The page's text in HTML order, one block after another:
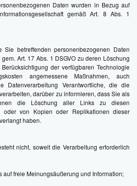
Daten wurden in Bezug auf
gemäß Art. 8 Abs. 1
Sie betreffenden personenbezogenen Daten
Art. 17 Abs. 1 DSGVO zu deren Löschung
der verfügbaren Technologie
angemessene Maßnahmen, auch
Datenverarbeitung Verantwortliche, die die
darüber zu informieren, dass Sie als
die Löschung aller Links zu diesen
oder von Kopien oder Replikationen dieser
haben.
nicht, soweit die Verarbeitung erforderlich
auf freie Meinungsäußerung und Information;